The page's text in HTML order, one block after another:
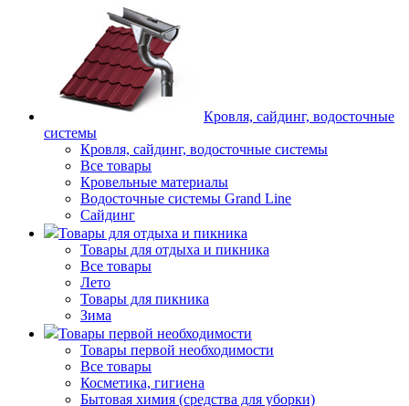
Кровля, сайдинг, водосточные
системы
Кровля, сайдинг, водосточные системы
Все товары
Кровельные материалы
Водосточные системы Grand Line
Сайдинг
Товары для отдыха и пикника
Товары для отдыха и пикника
Все товары
Лето
Товары для пикника
Зима
Товары первой необходимости
Товары первой необходимости
Все товары
Косметика, гигиена
Бытовая химия (средства для уборки)